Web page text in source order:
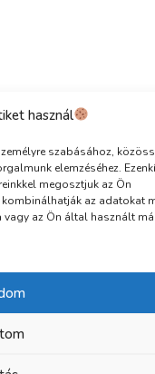
használ
szabásához,
elemzéséhez.
megosztjuk az Ön
az adatokat
vagy az Ön által használt